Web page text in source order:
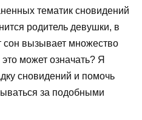
тематик сновидений
родитель девушки, в
сон вызывает множество
может означать? Я
сновидений и помочь
за подобными